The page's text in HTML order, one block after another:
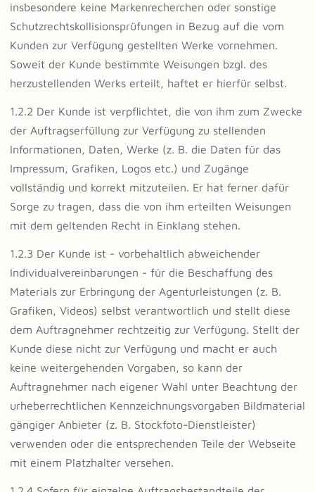
insbesondere keine Markenrecherchen oder sonstige
Schutzrechtskollisionsprüfungen in Bezug auf die vom
Kunden zur Verfügung gestellten Werke vornehmen.
Soweit der Kunde bestimmte Weisungen bzgl. des
herzustellenden Werks erteilt, haftet er hierfür selbst.
1.2.2 Der Kunde ist verpflichtet, die von ihm zum Zwecke
der Auftragserfüllung zur Verfügung zu stellenden
Informationen, Daten, Werke (z. B. die Daten für das
Impressum, Grafiken, Logos etc.) und Zugänge
vollständig und korrekt mitzuteilen. Er hat ferner dafür
Sorge zu tragen, dass die von ihm erteilten Weisungen
mit dem geltenden Recht in Einklang stehen.
1.2.3 Der Kunde ist - vorbehaltlich abweichender
Individualvereinbarungen - für die Beschaffung des
Materials zur Erbringung der Agenturleistungen (z. B.
Grafiken, Videos) selbst verantwortlich und stellt diese
dem Auftragnehmer rechtzeitig zur Verfügung. Stellt der
Kunde diese nicht zur Verfügung und macht er auch
keine weitergehenden Vorgaben, so kann der
Auftragnehmer nach eigener Wahl unter Beachtung der
urheberrechtlichen Kennzeichnungsvorgaben Bildmaterial
gängiger Anbieter (z. B. Stockfoto-Dienstleister)
verwenden oder die entsprechenden Teile der Webseite
mit einem Platzhalter versehen.